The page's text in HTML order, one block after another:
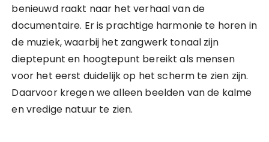
benieuwd raakt naar het verhaal van de
documentaire. Er is prachtige harmonie te horen in
de muziek, waarbij het zangwerk tonaal zijn
dieptepunt en hoogtepunt bereikt als mensen
voor het eerst duidelijk op het scherm te zien zijn.
Daarvoor kregen we alleen beelden van de kalme
en vredige natuur te zien.